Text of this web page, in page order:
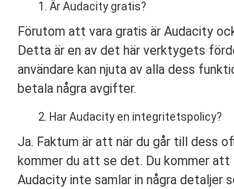
Är Audacity gratis?
Förutom att vara gratis är Audacity
Detta är en av det här verktygets
användare kan njuta av alla dess
betala några avgifter.
Har Audacity en integritetspolicy?
Ja. Faktum är att när du går till dess
kommer du att se det. Du kommer att
Audacity inte samlar in några detaljer